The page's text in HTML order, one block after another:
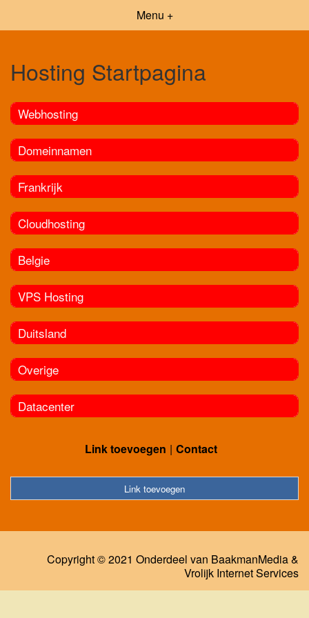
Menu +
Hosting Startpagina
Webhosting
Domeinnamen
Frankrijk
Cloudhosting
Belgie
VPS Hosting
Duitsland
Overige
Datacenter
Link toevoegen Contact
Link toevoegen
Copyright © 2021 Onderdeel van BaakmanMedia&
Vrolijk Internet Services